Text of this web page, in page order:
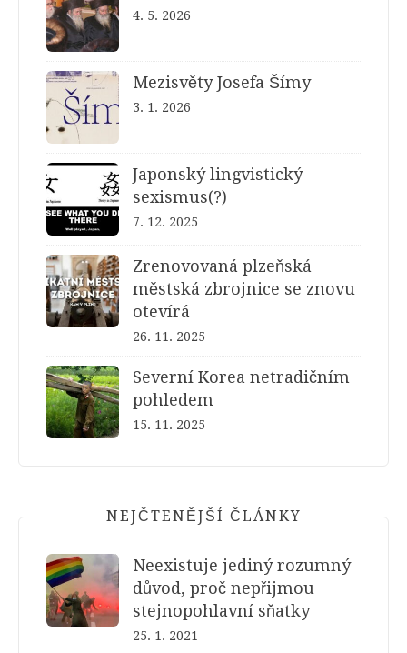
4. 5. 2026
Mezisvěty Josefa Šímy
3. 1. 2026
Japonský lingvistický
sexismus(?)
7. 12. 2025
Zrenovovaná plzeňská
městská zbrojnice se znovu
otevírá
26. 11. 2025
Severní Korea netradičním
pohledem
15. 11. 2025
NEJČTENĚJŠÍ ČLÁNKY
Neexistuje jediný rozumný
důvod, proč nepřijmou
stejnopohlavní sňatky
25. 1. 2021